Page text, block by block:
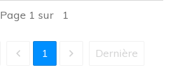
Page 1 sur 1
1 Dernière